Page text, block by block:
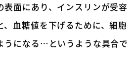
表面にあり、インスリンが受容
、血糖値を下げるために、細胞
うになる…というような具合で